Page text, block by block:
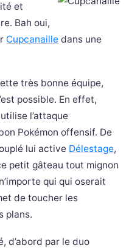
et
Bah oui,
Cupcanaille dans une
très bonne équipe,
possible. En effet,
l’attaque
Pokémon offensif. De
lui active Délestage,
petit gâteau tout mignon
qui qui oserait
de toucher les
plans.
d’abord par le duo